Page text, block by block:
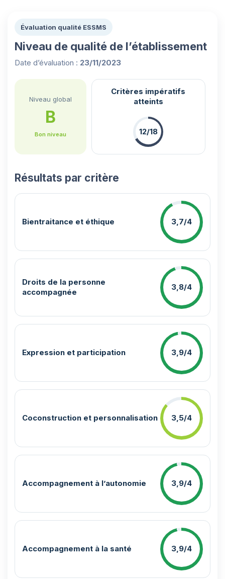
Évaluation qualité ESSMS
Niveau de qualité de l’établissement
Date d’évaluation : 23/11/2023
Niveau global
B
Bon niveau
Critères impératifs
atteints
12/18
Résultats par critère
Bientraitance et éthique 3,7/4
Droits de la personne
accompagnée
3,8/4
Expression et participation 3,9/4
Coconstruction et personnalisation 3,5/4
Accompagnement à l’autonomie 3,9/4
Accompagnement à la santé 3,9/4